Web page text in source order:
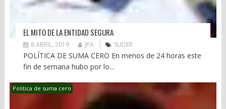
EL MITO DE LA ENTIDAD SEGURA
8 ABRIL, 2019 JPA SLIDER
POLÍTICA DE SUMA CERO En menos de 24 horas este
fin de semana hubo por lo...
Politica de suma cero